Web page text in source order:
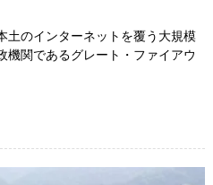
のインターネットを覆う大規模
関であるグレート・ファイアウ